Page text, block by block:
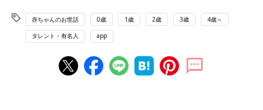
赤ちゃんのお世話 0歳 1歳 2歳 3歳 4歳～
タレント・有名人 app